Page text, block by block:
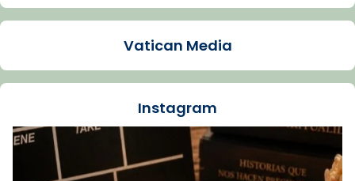
Arquebisbat de Barcelona
La Carmina va patir depressió. Fa gairebé
dos mesos, a l'Estadi Lluís Companys, la
Recupera l'entrevista comp
Vatican
tican News 👇
Vatican Media
Instagram